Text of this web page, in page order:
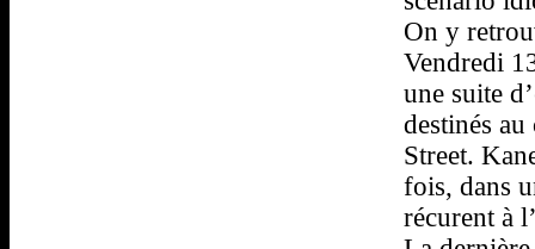
On y
Vendredi
une suite
destinés
Street.
fois, dans
récurent à